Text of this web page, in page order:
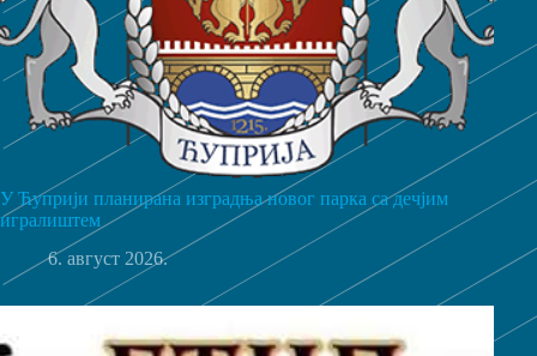
У Ћуприји планирана изградња новог парка са дечјим
игралиштем
6. август 2026.